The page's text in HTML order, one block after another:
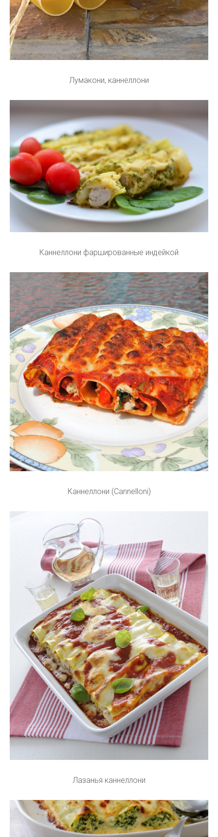
Лумакони, каннеллони
Каннеллони фаршированные индейкой
Каннеллони (Cannelloni)
Лазанья каннеллони